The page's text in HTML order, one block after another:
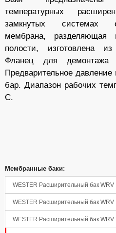
температурных
замкнутых системах
мембрана,
полости, изготовлена
Фланец для
Предварительное
бар. Диапазон рабочих
С.
Мембранные баки:
WESTER Расширительный бак
WESTER Расширительный бак
WESTER Расширительный бак
Панель управления